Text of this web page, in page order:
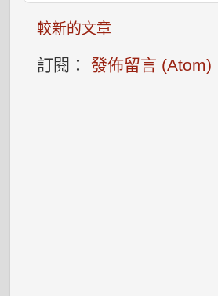
較新的文章
訂閱： 發佈留言 (Atom)